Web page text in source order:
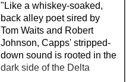
"Like a whiskey-soaked,
back alley poet sired by
Tom Waits and Robert
Johnson, Capps' stripped-
down sound is rooted in the
dark side of the Delta